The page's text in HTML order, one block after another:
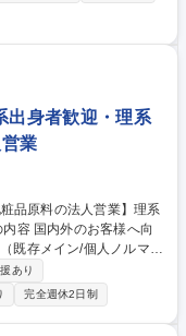
新製品/新事業の開発 ■デ
合によっては大学との
出身者歓迎・理系
業
既存メイン/個人ノルマな
がある為、理系の知識を
レゼン・見積書作成な
展 【商材】パウダーフ
あり
完全週休2日制